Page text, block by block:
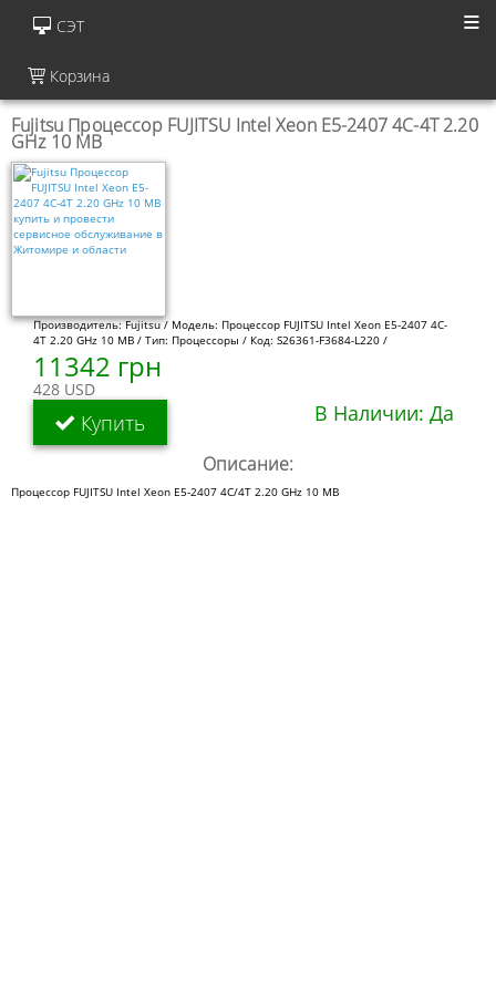
СЭТ
Корзина
Fujitsu Процессор FUJITSU Intel Xeon E5-2407 4C-4T 2.20
GHz 10 MB
Производитель: Fujitsu / Модель: Процессор FUJITSU Intel Xeon E5-2407 4C-
4T 2.20 GHz 10 MB / Тип: Процессоры / Код: S26361-F3684-L220 /
11342 грн
428 USD
Купить В Наличии: Да
Описание:
Процессор FUJITSU Intel Xeon E5-2407 4C/4T 2.20 GHz 10 MB